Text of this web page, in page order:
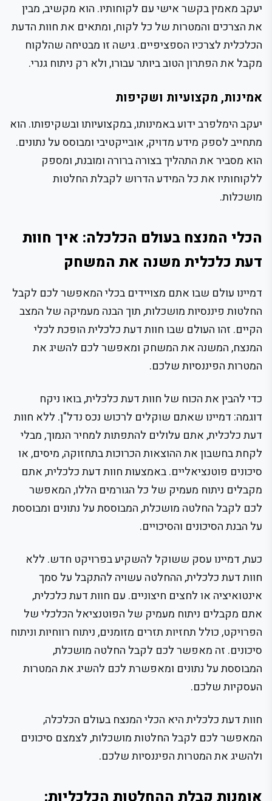
יעקב מאמין בקשר אישי עם לקוחותיו. הוא מקשיב, מבין
את הצרכים והמטרות של כל לקוח, ומתאים את חוות הדעת
הכלכלית לצרכיו הספציפיים. גישה זו מבטיחה שהלקוח
מקבל את הפתרון הטוב ביותר עבורו, ולא רק ניתוח גנרי.
אמינות, מקצועיות ושקיפות
יעקב הימלפרב ידוע באמינותו, במקצועיותו ובשקיפותו. הוא
מתחייב לספק מידע מדויק, אובייקטיבי ומבוסס על נתונים.
הוא מסביר את התהליך בצורה ברורה ומובנת, ומספק
ללקוחותיו את כל המידע הדרוש לקבלת החלטות
מושכלות.
הכלי המנצח בעולם הכלכלה: איך חוות
דעת כלכלית משנה את המשחק
דמיינו עולם שבו אתם מצויידים בכלי המאפשר לכם לקבל
החלטות פיננסיות מושכלות, תוך הבנה מעמיקה של המצב
הקיים. זהו העולם שבו חוות דעת כלכלית הופכת לכלי
המנצח, המשנה את המשחק ומאפשר לכם להשיג את
המטרות הפיננסיות שלכם.
כדי להבין את הכוח של חוות דעת כלכלית, בואו ניקח
דוגמה: דמיינו שאתם שוקלים לרכוש נכס נדל"ן. ללא חוות
דעת כלכלית, אתם עלולים להתפתות למחיר הנמוך, מבלי
לקחת בחשבון את ההוצאות הכרוכות בתחזוקה, מיסים, או
סיכונים פוטנציאליים. באמצעות חוות דעת כלכלית, אתם
מקבלים ניתוח מעמיק של כל הגורמים הללו, המאפשר
לכם לקבל החלטה מושכלת, המבוססת על נתונים ומבוססת
על הבנת הסיכונים והסיכויים.
כעת, דמיינו עסק ששוקל להשקיע בפרויקט חדש. ללא
חוות דעת כלכלית, ההחלטה עשויה להתקבל על סמך
אינטואיציה או לחצים חיצוניים. עם חוות דעת כלכלית,
אתם מקבלים ניתוח מעמיק של הפוטנציאל הכלכלי של
הפרויקט, כולל תחזיות תזרים מזומנים, ניתוח רווחיות וניתוח
סיכונים. זה מאפשר לכם לקבל החלטה מושכלת,
המבוססת על נתונים ומאפשרת לכם להשיג את המטרות
העסקיות שלכם.
חוות דעת כלכלית היא הכלי המנצח בעולם הכלכלה,
המאפשר לכם לקבל החלטות מושכלות, לצמצם סיכונים
ולהשיג את המטרות הפיננסיות שלכם.